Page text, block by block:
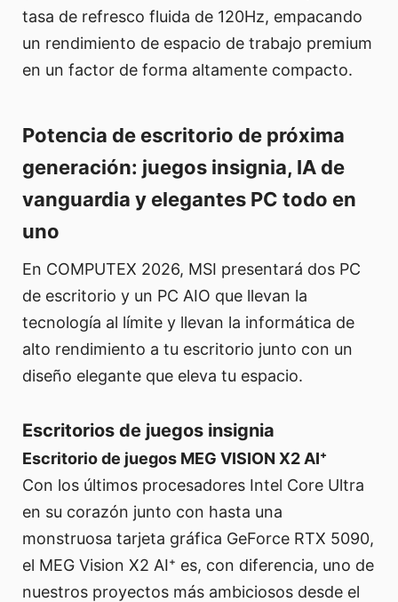
tasa de refresco fluida de 120Hz, empacando
un rendimiento de espacio de trabajo premium
en un factor de forma altamente compacto.
Potencia de escritorio de próxima
generación: juegos insignia, IA de
vanguardia y elegantes PC todo en
uno
En COMPUTEX 2026, MSI presentará dos PC
de escritorio y un PC AIO que llevan la
tecnología al límite y llevan la informática de
alto rendimiento a tu escritorio junto con un
diseño elegante que eleva tu espacio.
Escritorios de juegos insignia
Escritorio de juegos MEG VISION X2 AI⁺
Con los últimos procesadores Intel Core Ultra
en su corazón junto con hasta una
monstruosa tarjeta gráfica GeForce RTX 5090,
el MEG Vision X2 AI⁺ es, con diferencia, uno de
nuestros proyectos más ambiciosos desde el